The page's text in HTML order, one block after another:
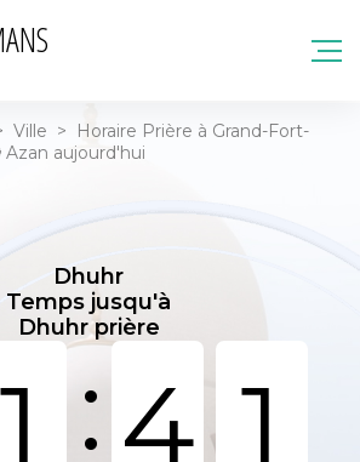
Ville >
Horaire Prière à Grand-Fort-
Azan aujourd'hui
Dhuhr
Temps jusqu'à
Dhuhr prière
1 : 4 1